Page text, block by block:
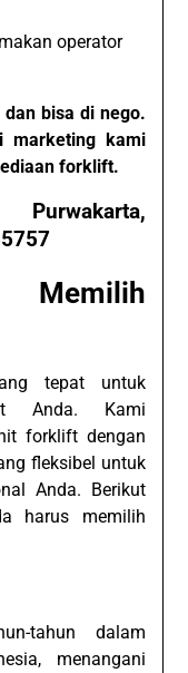
operator
bisa di nego.
marketing kami
forklift.
Memilih
tepat untuk
Anda. Kami
forklift dengan
fleksibel untuk
Anda. Berikut
harus memilih
tahun dalam
menangani